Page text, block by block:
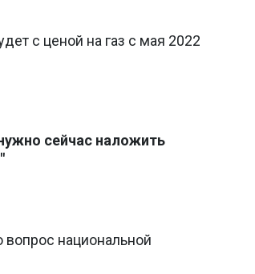
с ценой на газ с мая 2022
сейчас наложить
вопрос национальной